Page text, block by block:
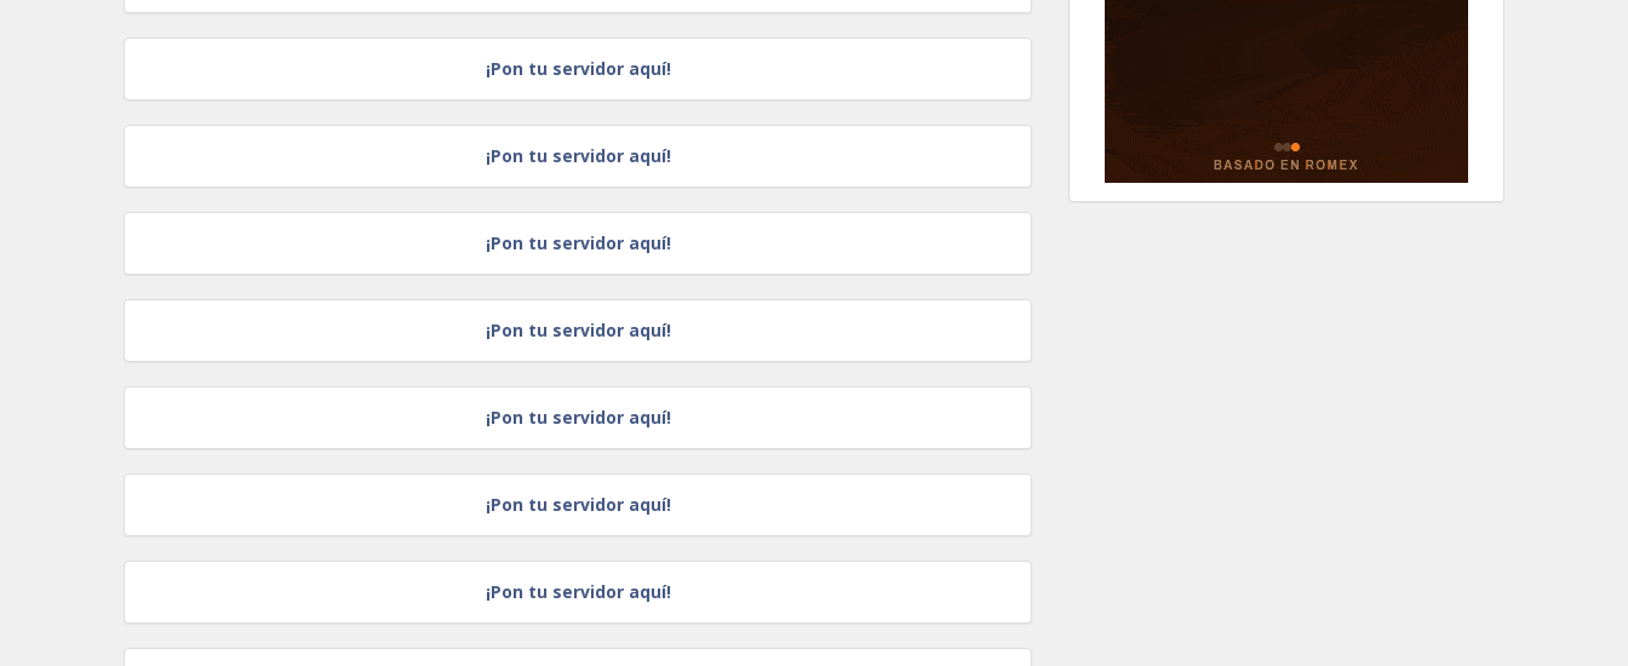
¡Pon tu servidor aquí!
¡Pon tu servidor aquí!
¡Pon tu servidor aquí!
¡Pon tu servidor aquí!
¡Pon tu servidor aquí!
¡Pon tu servidor aquí!
¡Pon tu servidor aquí!